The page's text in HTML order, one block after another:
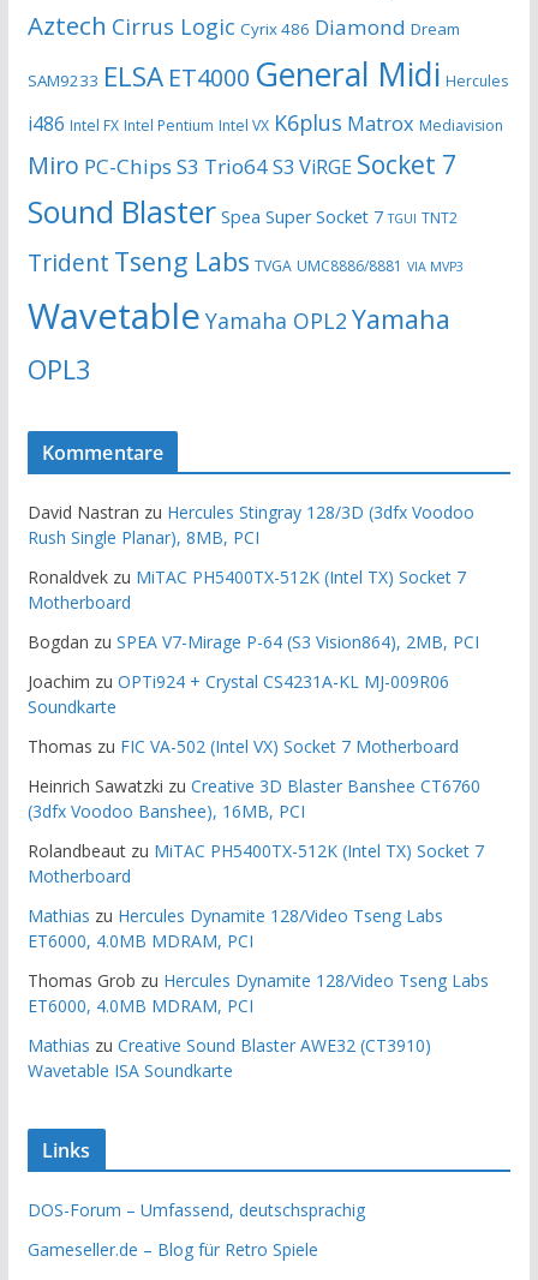
Aztech Cirrus Logic Cyrix 486 Diamond Dream
SAM9233 ELSA ET4000 General Midi Hercules
i486 Intel FX Intel Pentium Intel VX K6plus Matrox Mediavision
Miro PC-Chips S3 Trio64S3 ViRGE Socket 7
Sound Blaster Spea Super Socket 7 TGUI TNT2
Trident Tseng Labs TVGA UMC8886/8881 VIA MVP3
Wavetable Yamaha OPL2 Yamaha
OPL3
Kommentare
David Nastran zu Hercules Stingray 128/3D (3dfx Voodoo
Rush Single Planar), 8MB, PCI
Ronaldvekzu MiTAC PH5400TX-512K (Intel TX) Socket 7
Motherboard
Bogdan zu SPEA V7-Mirage P-64 (S3 Vision864), 2MB, PCI
Joachim zu OPTi924 + Crystal CS4231A-KL MJ-009R06
Soundkarte
Thomas zu FIC VA-502 (Intel VX) Socket 7 Motherboard
Heinrich Sawatzki zu Creative 3D Blaster Banshee CT6760
(3dfx Voodoo Banshee), 16MB, PCI
Rolandbeautzu MiTAC PH5400TX-512K (Intel TX) Socket 7
Motherboard
Mathias zu Hercules Dynamite 128/Video Tseng Labs
ET6000, 4.0MB MDRAM, PCI
Thomas Grob zu Hercules Dynamite 128/Video Tseng Labs
ET6000, 4.0MB MDRAM, PCI
Mathias zu Creative Sound Blaster AWE32 (CT3910)
Wavetable ISA Soundkarte
Links
DOS-Forum – Umfassend, deutschsprachig
Gameseller.de – Blog für Retro Spiele